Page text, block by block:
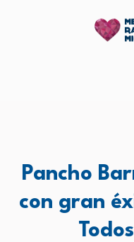
Pancho
con gran